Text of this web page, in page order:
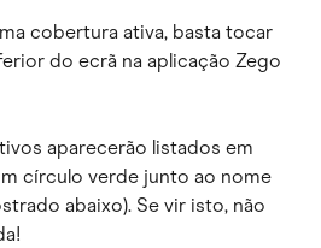
cobertura ativa, basta tocar
do ecrã na aplicação Zego
aparecerão listados em
círculo verde junto ao nome
abaixo). Se vir isto, não